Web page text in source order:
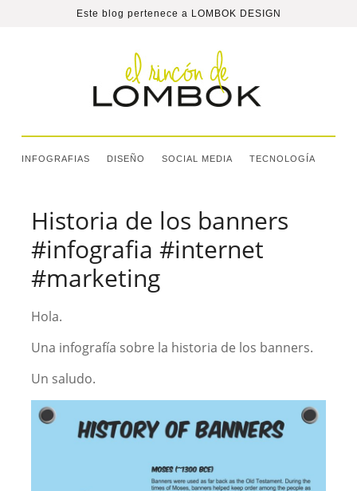
Este blog pertenece a LOMBOK DESIGN
INFOGRAFIAS DISEÑO SOCIAL MEDIA TECNOLOGÍA
Historia de los banners
#infografia #internet
#marketing
Hola.
Una infografía sobre la historia de los banners.
Un saludo.